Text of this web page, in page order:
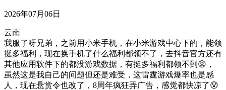
2026年07月06日
云南
我服了呀兄弟，之前用小米手机，在小米游戏中心下的，能领
挺多福利，现在换手机了什么福利都领不了，去抖音官方还有
其他应用软件下的都没游戏数据，有挺多福利都领不到😡，
虽然这是我自己的问题但还是难受，这雷霆游戏爆率也是感
人，现在悬赏令也改了，8周年疯狂弄广告，感觉都快凉了😰